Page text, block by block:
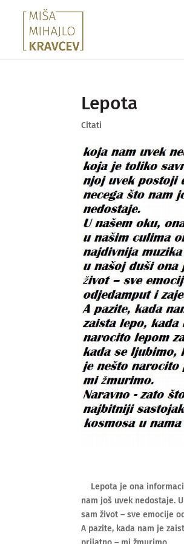
Lepota
Citati
Lepota je ona
nam još uvek nedostaje.
sam život – sve emocije
A pazite, kada nam je